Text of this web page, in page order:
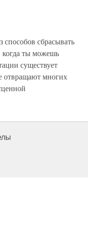
сбрасывать
когда ты можешь
существует
отвращают многих